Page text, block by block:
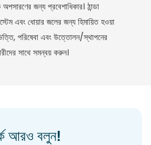
জন্য প্রবেশাধিকার। ঠান্ডা
এবং ধোয়ার জলের জন্য হিমায়িত হওয়া
পরিষেবা এবং উত্তোলন/স্থাপনের
সাথে সমন্বয় করুন।
আরও বলুন!